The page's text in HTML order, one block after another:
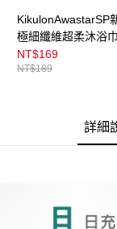
2.基於同意付款使用
資料（包含姓名、電
由本公司與您本人進
3.完整用戶服務條款，
宅配
每筆NT$100，滿
付款後門市自取
KikulonAwastarSP
極細纖維超柔沐浴巾
黃
NT$169
NT$189
詳細